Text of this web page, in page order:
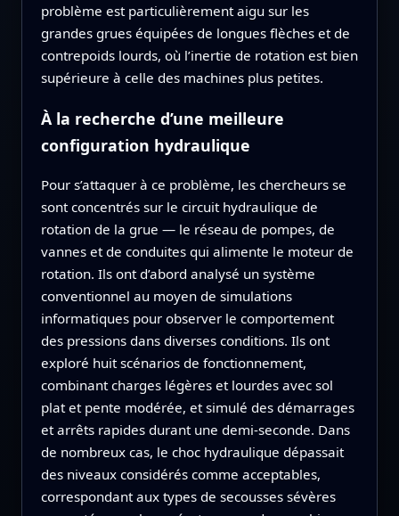
problème est particulièrement aigu sur les
grandes grues équipées de longues flèches et de
contrepoids lourds, où l’inertie de rotation est bien
supérieure à celle des machines plus petites.
À la recherche d’une meilleure
configuration hydraulique
Pour s’attaquer à ce problème, les chercheurs se
sont concentrés sur le circuit hydraulique de
rotation de la grue — le réseau de pompes, de
vannes et de conduites qui alimente le moteur de
rotation. Ils ont d’abord analysé un système
conventionnel au moyen de simulations
informatiques pour observer le comportement
des pressions dans diverses conditions. Ils ont
exploré huit scénarios de fonctionnement,
combinant charges légères et lourdes avec sol
plat et pente modérée, et simulé des démarrages
et arrêts rapides durant une demi-seconde. Dans
de nombreux cas, le choc hydraulique dépassait
des niveaux considérés comme acceptables,
correspondant aux types de secousses sévères